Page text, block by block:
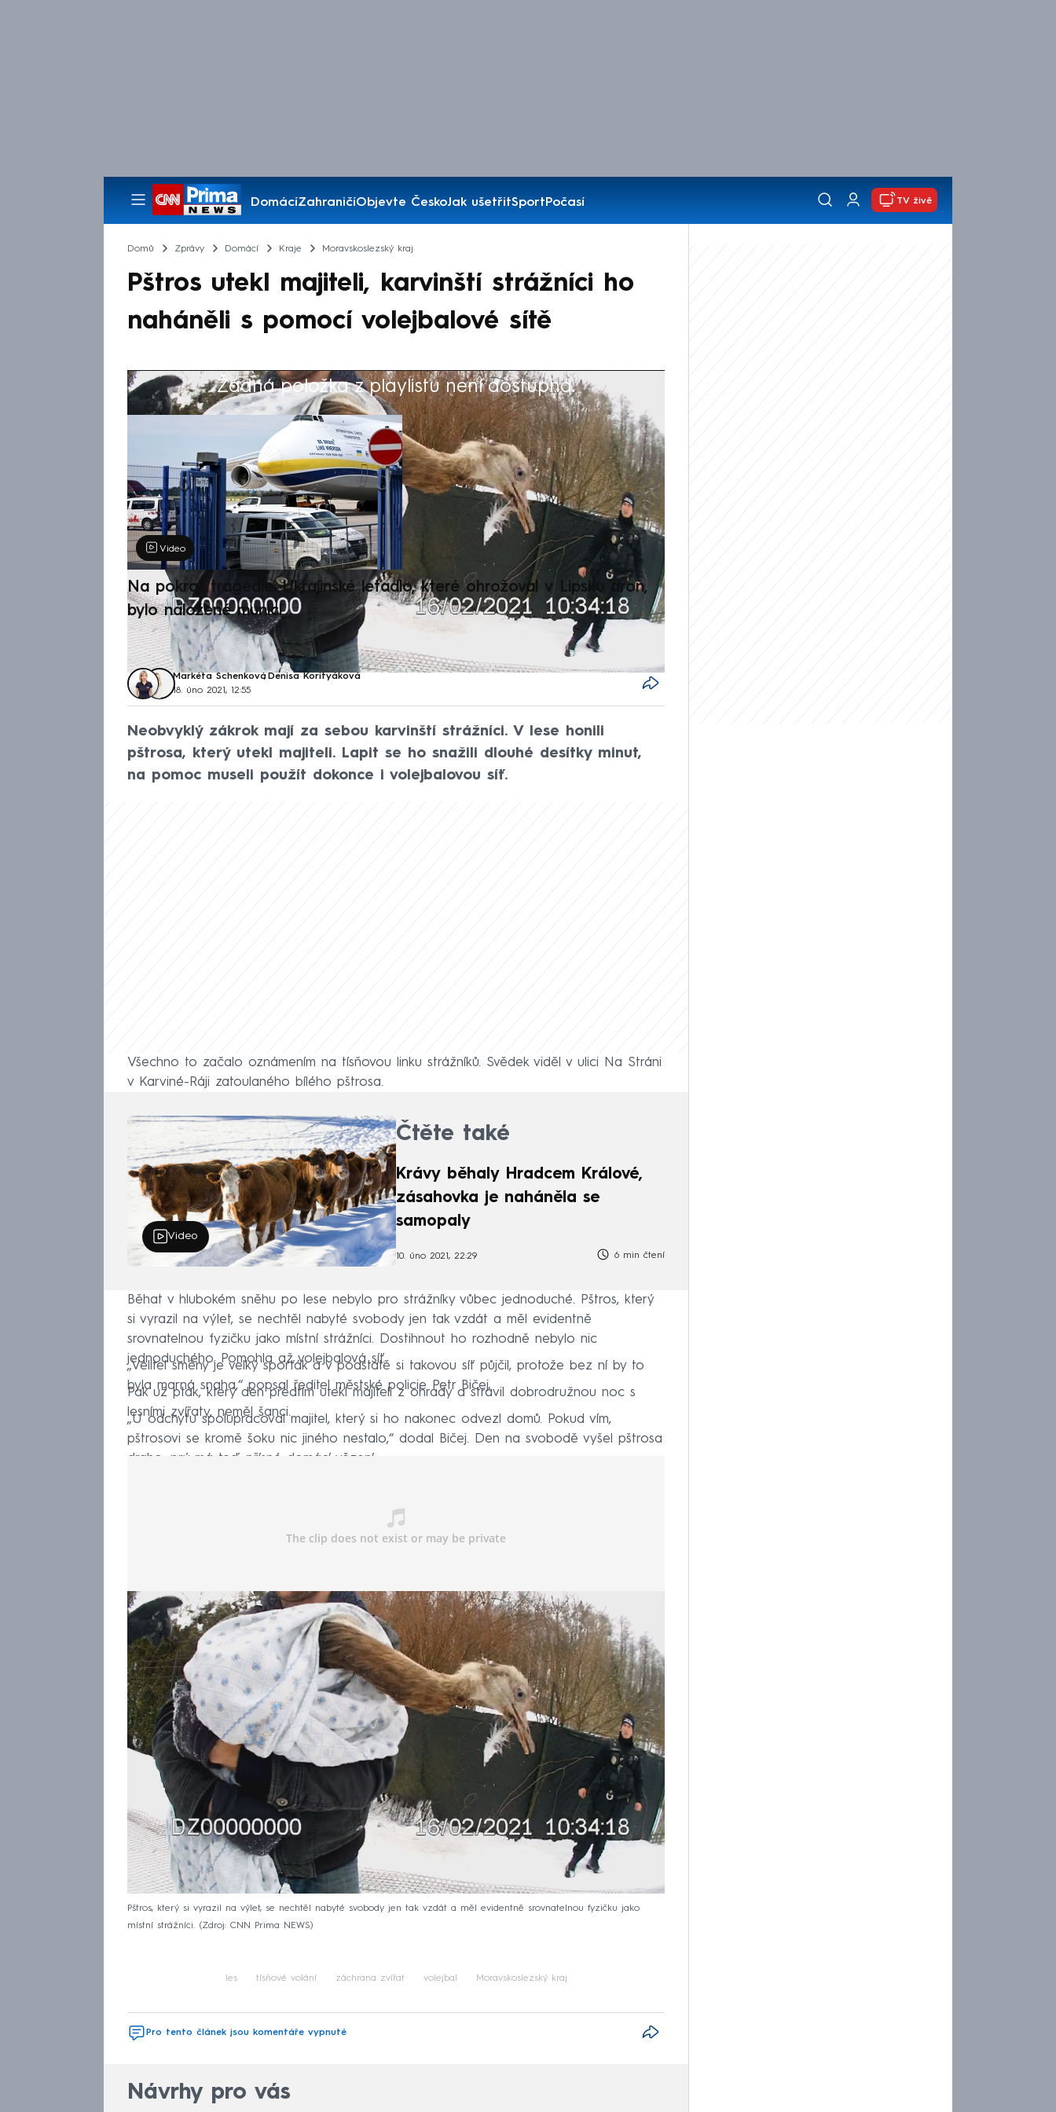
DomácíZahraničíObjevte ČeskoJak ušetřitSportPočasí
Pořady
TV živě
Domů Zprávy Domácí Kraje Moravskoslezský kraj
Pštros utekl majiteli, karvinští strážníci ho
naháněli s pomocí volejbalové sítě
Žádná položka z playlistu není dostupná.
Výběr redakce
Video
Na pokraji tragédie: Ukrajinské letadlo, které ohrožoval v Lipsku dron,
bylo naložené municí
Markéta Schenková, Denisa Korityáková
18. úno 2021, 12:55
Neobvyklý zákrok mají za sebou karvinští strážníci. V lese honili
pštrosa, který utekl majiteli. Lapit se ho snažili dlouhé desítky minut,
na pomoc museli použít dokonce i volejbalovou síť.
Všechno to začalo oznámením na tísňovou linku strážníků. Svědek viděl v ulici Na Stráni
v Karviné-Ráji zatoulaného bílého pštrosa.
Video
Čtěte také
Krávy běhaly Hradcem Králové,
zásahovka je naháněla se
samopaly
10. úno 2021, 22:29 6 min čtení
Běhat v hlubokém sněhu po lese nebylo pro strážníky vůbec jednoduché. Pštros, který
si vyrazil na výlet, se nechtěl nabyté svobody jen tak vzdát a měl evidentně
srovnatelnou fyzičku jako místní strážníci. Dostihnout ho rozhodně nebylo nic
jednoduchého. Pomohla až volejbalová síť.
„Velitel směny je velký sporťák a v podstatě si takovou síť půjčil, protože bez ní by to
byla marná snaha,“ popsal ředitel městské policie Petr Bičej.
Pak už pták, který den předtím utekl majiteli z ohrady a strávil dobrodružnou noc s
lesními zvířaty, neměl šanci.
„U odchytu spolupracoval majitel, který si ho nakonec odvezl domů. Pokud vím,
pštrosovi se kromě šoku nic jiného nestalo,“ dodal Bičej. Den na svobodě vyšel pštrosa
draho, prý má teď přísné domácí vězení.
Pštros, který si vyrazil na výlet, se nechtěl nabyté svobody jen tak vzdát a měl evidentně srovnatelnou fyzičku jako
místní strážníci.
Zdroj: CNN Prima NEWS
les tísňové volání záchrana zvířat volejbal Moravskoslezský kraj
Pro tento článek jsou komentáře vypnuté
Návrhy pro vás